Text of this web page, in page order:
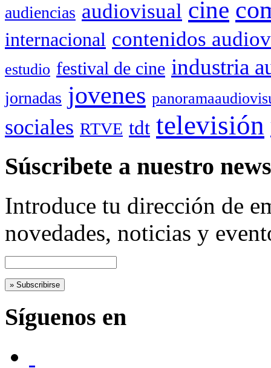
audiencias audiovisual cine
internacional contenidos
estudio festival de cine industria
jornadas jovenes
sociales RTVE tdt televisión
Súscribete a nuestro
Introduce tu dirección de
novedades, noticias y
Síguenos en